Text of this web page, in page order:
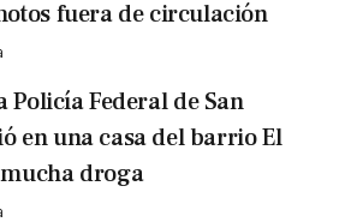
fuera de circulación
Policía Federal de San
en una casa del barrio El
droga